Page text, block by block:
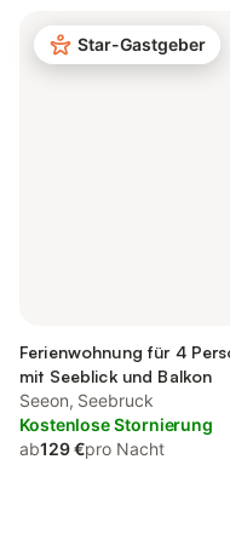
Star-Gastgeber
Ferienwohnung für 4
mit Seeblick und Balkon
Seeon, Seebruck
Kostenlose Stornierung
ab129 €pro Nacht